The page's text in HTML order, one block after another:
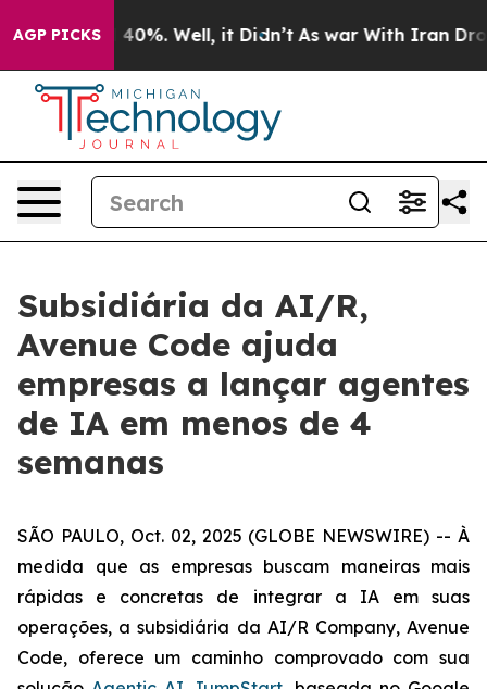
AGP PICKS
Around 40%. Well, it Didn’t As war With Iran Drove
Subsidiária da AI/R,
Avenue Code ajuda
empresas a lançar agentes
de IA em menos de 4
semanas
SÃO PAULO, Oct. 02, 2025 (GLOBE NEWSWIRE) -- À
medida que as empresas buscam maneiras mais
rápidas e concretas de integrar a IA em suas
operações, a subsidiária da AI/R Company, Avenue
Code, oferece um caminho comprovado com sua